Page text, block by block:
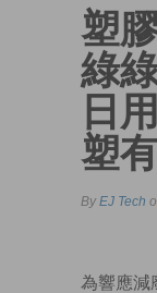
塑
綠
日
塑
By EJ Tech
為響應減